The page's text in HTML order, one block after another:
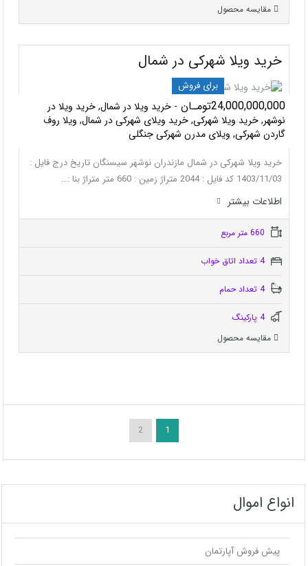
مقایسه محصول
خرید ویلا شهرکی در شمال
برای فروش
24,000,000,000تومـان
- خرید ویلا در شمال, خرید ویلا در
نوشهر, خرید ویلا شهرکی, خرید ویلای شهرکی در شمال, ویلا روف
گاردن شهرکی, ویلای مدرن شهرکی جنگلی
خرید ویلا شهرکی در شمال مازندران نوشهر سیسنگان تاریخ درج فایل :
1403/11/03 کد فایل : 2044 متراژ زمین : 660 متر متراژ بنا :…
اطلاعات بيشتر
4 تعداد اتاق خواب
4 تعداد حمام
4 پاركينگ
مقایسه محصول
1
2
انواع اموال
پیش فروش آپارتمان